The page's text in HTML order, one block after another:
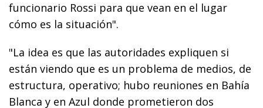
funcionario Rossi para que vean en el lugar
cómo es la situación".
"La idea es que las autoridades expliquen si
están viendo que es un problema de medios, de
estructura, operativo; hubo reuniones en Bahía
Blanca y en Azul donde prometieron dos